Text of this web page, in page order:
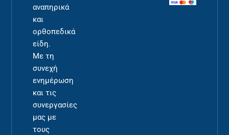
αναπηρικά
και
ορθοπεδικά
είδη.
Με τη
συνεχή
ενημέρωση
και τις
συνεργασίες
μας με
τους